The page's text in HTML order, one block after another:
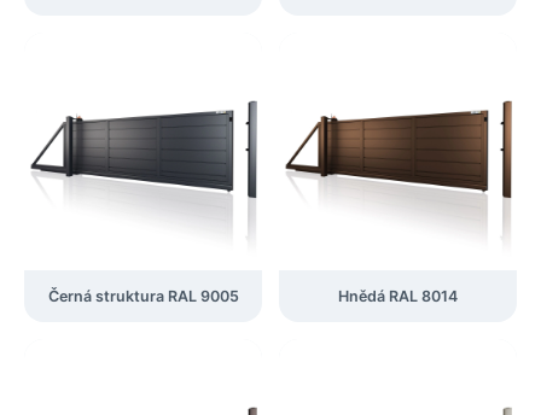
Černá struktura RAL 9005 Hnědá RAL 8014